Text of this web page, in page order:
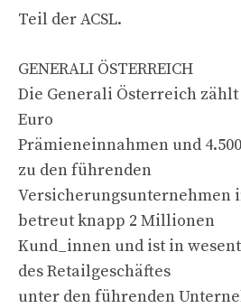
Teil der ACSL.
GENERALI ÖSTERREICH
Die Generali Österreich
Euro
Prämieneinnahmen und
zu den führenden
Versicherungsunternehmen
betreut knapp 2 Millionen
Kund_innen und ist in
des Retailgeschäftes
unter den führenden